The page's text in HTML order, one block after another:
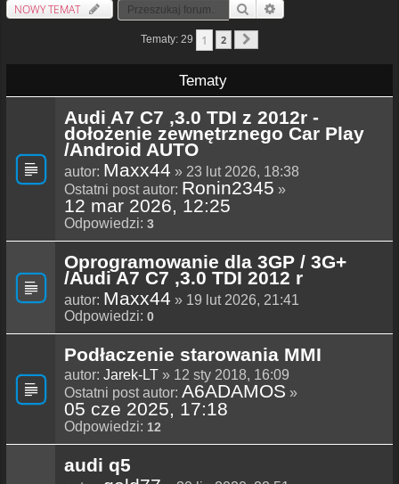
NOWY TEMAT Szukaj
Tematy: 29 1 2
Tematy
Audi A7 C7 ,3.0 TDI z 2012r -
dołożenie zewnętrznego Car Play
/Android AUTO
autor: Maxx44 » 23 lut 2026, 18:38
Ostatni post autor: Ronin2345 »
12 mar 2026, 12:25
Odpowiedzi: 3
Oprogramowanie dla 3GP / 3G+
/Audi A7 C7 ,3.0 TDI 2012 r
autor: Maxx44 » 19 lut 2026, 21:41
Odpowiedzi: 0
Podłaczenie starowania MMI
autor: Jarek-LT » 12 sty 2018, 16:09
Ostatni post autor: A6ADAMOS »
05 cze 2025, 17:18
Odpowiedzi: 12
audi q5